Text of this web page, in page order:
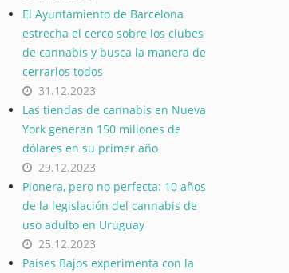
El Ayuntamiento de Barcelona
estrecha el cerco sobre los clubes
de cannabis y busca la manera de
cerrarlos todos
31.12.2023
Las tiendas de cannabis en Nueva
York generan 150 millones de
dólares en su primer año
29.12.2023
Pionera, pero no perfecta: 10 años
de la legislación del cannabis de
uso adulto en Uruguay
25.12.2023
Países Bajos experimenta con la